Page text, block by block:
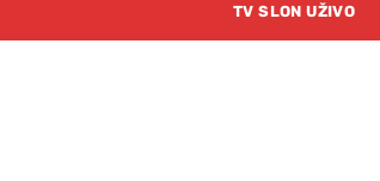
TV SLON UŽIVO